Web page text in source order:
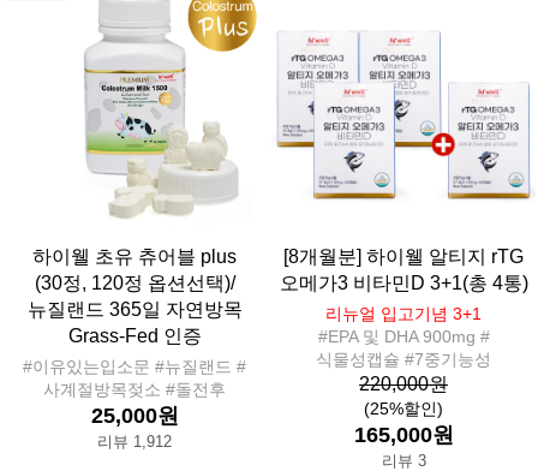
하이웰 초유 츄어블 plus
(30정, 120정 옵션선택)/
뉴질랜드 365일 자연방목
Grass-Fed 인증
#이유있는입소문 #뉴질랜드 #
사계절방목젖소 #돌전후
25,000원
리뷰 1,912
[8개월분] 하이웰 알티지 rTG
오메가3 비타민D 3+1(총 4통)
리뉴얼 입고기념 3+1
#EPA 및 DHA 900mg #
식물성캡슐 #7중기능성
220,000원
(25%할인)
165,000원
리뷰 3